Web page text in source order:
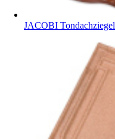
JACOBI Tondachziegel